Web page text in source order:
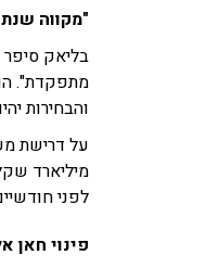
"מקווה
בליאק
מתפקדת".
והבחירות
מיליארד
לפני
פינוי חאן